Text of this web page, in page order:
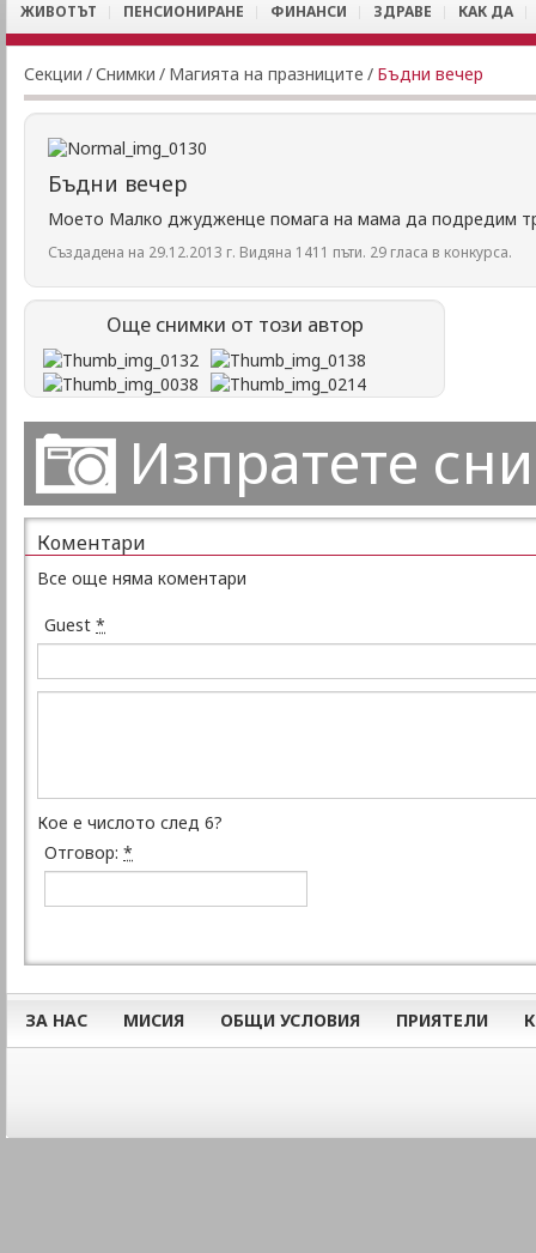
ЖИВОТЪТ ПЕНСИОНИРАНЕ ФИНАНСИ ЗДРАВЕ КАК ДА
Секции /Снимки / Магията на празниците / Бъдни вечер
Бъдни вечер
Моето Малко джудженце помага на мама да подредим
Създадена на 29.12.2013 г. Видяна 1411 пъти. 29 гласа в конкурса.
Още снимки от този автор
Изпратете
Коментари
Все още няма коментари
Guest *
Кое е числото след 6?
Отговор: *
ЗА НАС МИСИЯ ОБЩИ УСЛОВИЯ ПРИЯТЕЛИ